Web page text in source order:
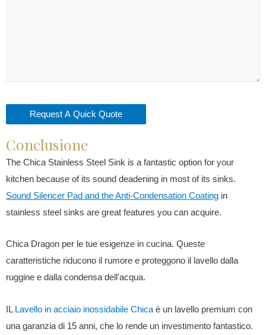
Conclusione
The Chica Stainless Steel Sink is a fantastic option for your
kitchen because of its sound deadening in most of its sinks.
Sound Silencer Pad and the Anti-Condensation Coating in
stainless steel sinks are great features you can acquire.
Chica Dragon per le tue esigenze in cucina. Queste
caratteristiche riducono il rumore e proteggono il lavello dalla
ruggine e dalla condensa dell'acqua.
IL Lavello in acciaio inossidabile Chica è un lavello premium con
una garanzia di 15 anni, che lo rende un investimento fantastico.